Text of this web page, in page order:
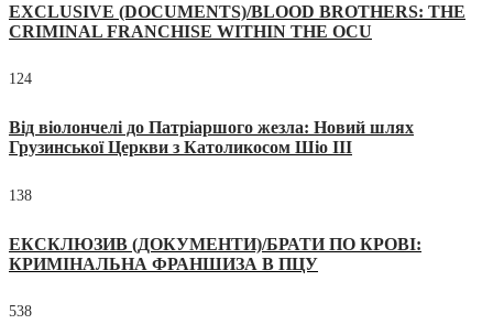
EXCLUSIVE (DOCUMENTS)/BLOOD BROTHERS: THE
CRIMINAL FRANCHISE WITHIN THE OCU
124
Від віолончелі до Патріаршого жезла: Новий шлях
Грузинської Церкви з Католикосом Шіо III
138
ЕКСКЛЮЗИВ (ДОКУМЕНТИ)/БРАТИ ПО КРОВІ:
КРИМІНАЛЬНА ФРАНШИЗА В ПЦУ
538